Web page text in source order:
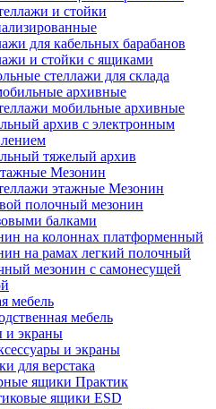
и стойки
для кабельных барабанов
и стойки с ящиками
стеллажи для склада
архивные
мобильные архивные
архив с электронным
тяжелый архив
Мезонин
этажные Мезонин
полочный мезонин
балками
на колоннах платформенный
на рамах легкий полочный
мезонин с самонесущей
мебель
мебель
и экраны
и экраны
для верстака
ящики Практик
ящики ESD